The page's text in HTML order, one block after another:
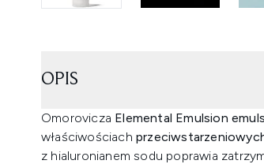
OPIS
Omorovicza Elemental Emulsion
właściwościach
z hialuronianem sodu poprawia